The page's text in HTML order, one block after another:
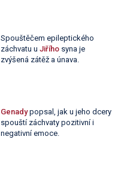
Spouštěčem epileptického
záchvatu u Jiřího syna je
zvýšená zátěž a únava.
Genadypopsal, jak u jeho dcery
spouští záchvaty pozitivní i
negativní emoce.